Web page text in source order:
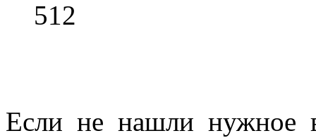
512
Если не нашли нужное